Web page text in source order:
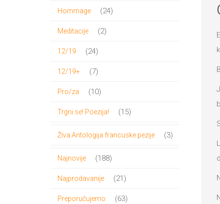
Hommage 2424
Meditacije 22
12/19 2424
12/19+ 77
Pro/za 1010
Trgni se! Poezija! 1515
Živa Antologija francuske pezije 33
Najnovije 188188
Najprodavanije 2121
Preporučujemo 6363